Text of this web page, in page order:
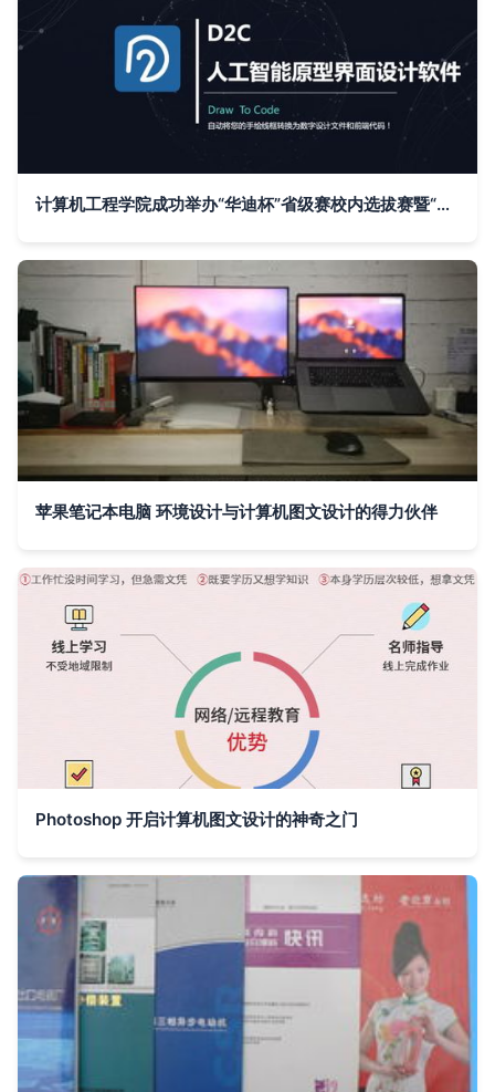
计算机工程学院成功举办“华迪杯”省级赛校内选拔赛暨“奔腾杯”数字产品设计大赛决赛
苹果笔记本电脑 环境设计与计算机图文设计的得力伙伴
Photoshop 开启计算机图文设计的神奇之门